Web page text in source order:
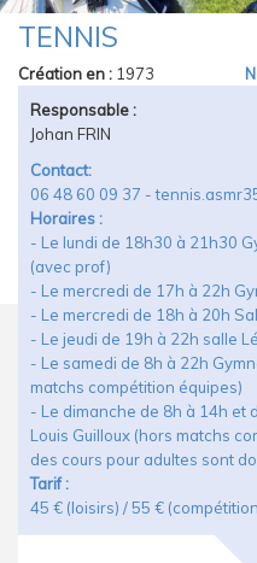
Vous Êtes Ici
TENNIS
Création en : 1973
Responsable :
Johan FRIN
Contact:
06 48 60 09 37 -
Horaires :
- Le lundi de 18h30 à 21h30
(avec prof)
- Le mercredi de 17h à 22h
- Le mercredi de 18h à 20h
- Le jeudi de 19h à 22h salle
- Le samedi de 8h à 22h
matchs compétition équipes)
- Le dimanche de 8h à 14h et
Louis Guilloux (hors matchs
des cours pour adultes sont
Tarif :
45 € (loisirs) / 55 €